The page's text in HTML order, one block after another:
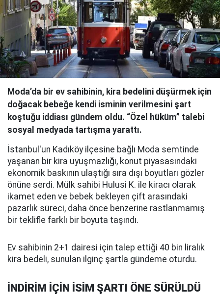
Moda’da bir ev sahibinin, kira bedelini düşürmek için
doğacak bebeğe kendi isminin verilmesini şart
koştuğu iddiası gündem oldu. “Özel hüküm” talebi
sosyal medyada tartışma yarattı.
İstanbul'un Kadıköy ilçesine bağlı Moda semtinde
yaşanan bir kira uyuşmazlığı, konut piyasasındaki
ekonomik baskının ulaştığı sıra dışı boyutları gözler
önüne serdi. Mülk sahibi Hulusi K. ile kiracı olarak
ikamet eden ve bebek bekleyen çift arasındaki
pazarlık süreci, daha önce benzerine rastlanmamış
bir teklifle farklı bir boyuta taşındı.
Ev sahibinin 2+1 dairesi için talep ettiği 40 bin liralık
kira bedeli, sunulan ilginç şartla gündeme oturdu.
İNDİRİM İÇİN İSİM ŞARTI ÖNE SÜRÜLDÜ